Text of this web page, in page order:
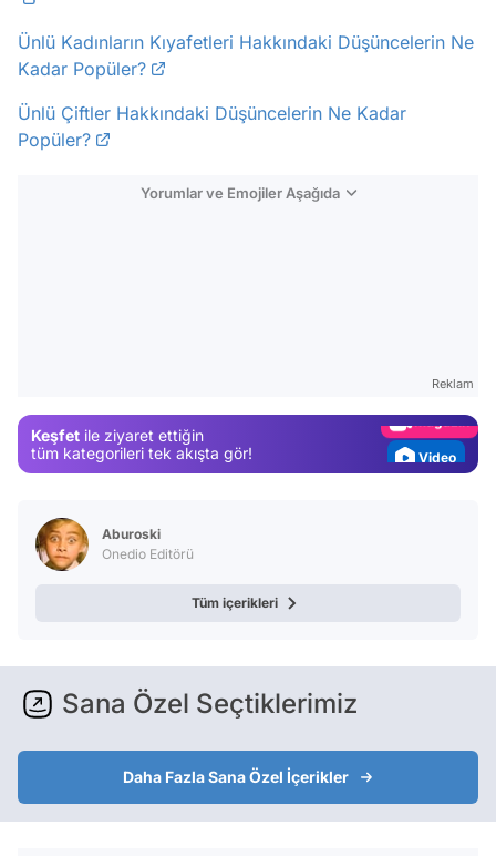
Ünlü Kadınların Kıyafetleri Hakkındaki Düşüncelerin Ne
Kadar Popüler?
Ünlü Çiftler Hakkındaki Düşüncelerin Ne Kadar
Popüler?
Yorumlar ve Emojiler Aşağıda
Reklam
Keşfet ile ziyaret ettiğin
tüm kategorileri tek akışta gör!
Video
Aburoski
Onedio Editörü
Tüm içerikleri
Sana Özel Seçtiklerimiz
Daha Fazla Sana Özel İçerikler